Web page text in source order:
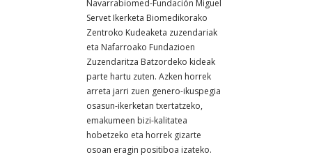
Navarrabiomed-Fundación Miguel
Servet Ikerketa Biomedikorako
Zentroko Kudeaketa zuzendariak
eta Nafarroako Fundazioen
Zuzendaritza Batzordeko kideak
parte hartu zuten. Azken horrek
arreta jarri zuen genero-ikuspegia
osasun-ikerketan txertatzeko,
emakumeen bizi-kalitatea
hobetzeko eta horrek gizarte
osoan eragin positiboa izateko.